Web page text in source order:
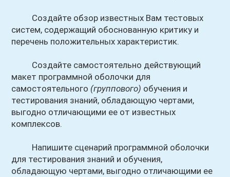
Создайте обзор известных Вам тестовых
систем, содержащий обоснованную критику и
перечень положительных характеристик.
Создайте самостоятельно действующий
макет программной оболочки для
самостоятельного (группового) обучения и
тестирования знаний, обладающую чертами,
выгодно отличающими ее от известных
комплексов.
Напишите сценарий программной оболочки
для тестирования знаний и обучения,
обладающую чертами, выгодно отличающими ее